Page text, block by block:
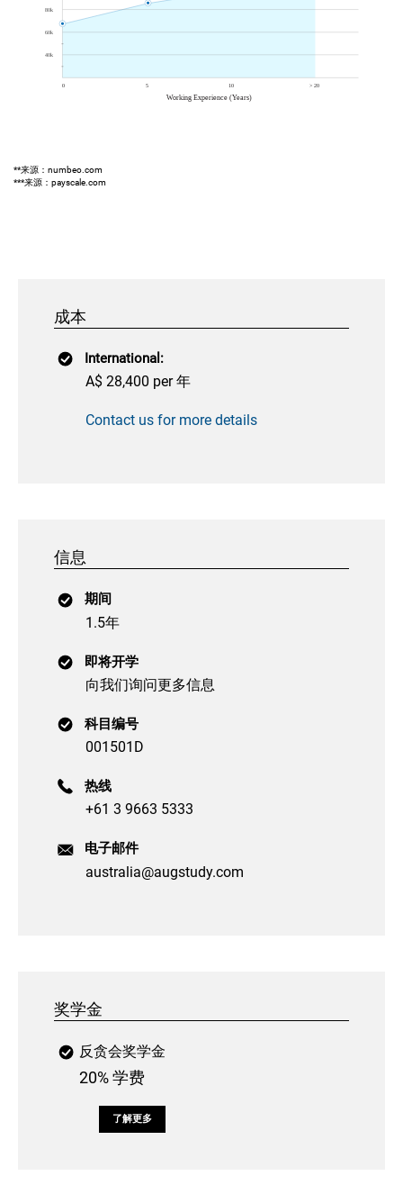
**来源：numbeo.com
***来源：payscale.com
成本
International:
A$ 28,400 per 年
Contact us for more details
信息
期间
1.5年
即将开学
向我们询问更多信息
科目编号
001501D
热线
+61 3 9663 5333
电子邮件
australia@augstudy.com
奖学金
反贪会奖学金
20% 学费
了解更多